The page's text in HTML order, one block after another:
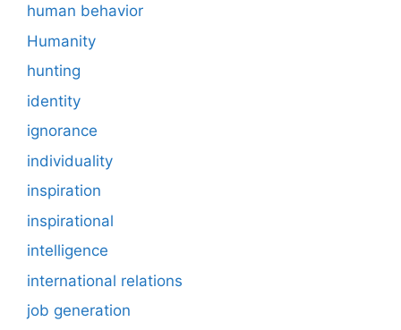
human behavior
Humanity
hunting
identity
ignorance
individuality
inspiration
inspirational
intelligence
international relations
job generation